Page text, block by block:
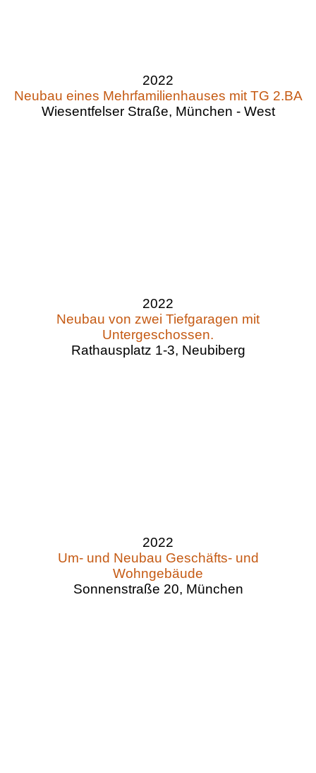
2022
Neubau eines Mehrfamilienhauses mit TG 2.BA
Wiesentfelser Straße, München - West
2022
Neubau von zwei Tiefgaragen mit
Untergeschossen.
Rathausplatz 1-3, Neubiberg
2022
Um- und Neubau Geschäfts- und
Wohngebäude
Sonnenstraße 20, München